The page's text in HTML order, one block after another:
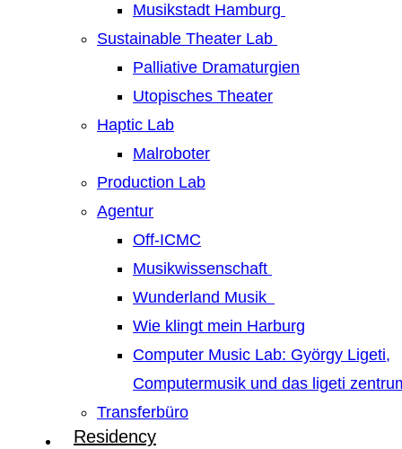
Musikstadt Hamburg
Sustainable Theater Lab
Palliative Dramaturgien
Utopisches Theater
Haptic Lab
Malroboter
Production Lab
Agentur
Off-ICMC
Musikwissenschaft
Wunderland Musik
Wie klingt mein Harburg
Computer Music Lab: György Ligeti,
Computermusik und das ligeti
Transferbüro
Residency